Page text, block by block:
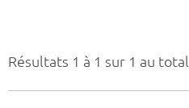
Résultats 1 à 1 sur 1 au total